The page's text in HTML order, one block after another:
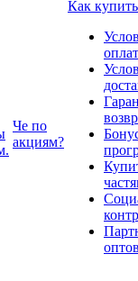
Че по
акциям?
Как купить